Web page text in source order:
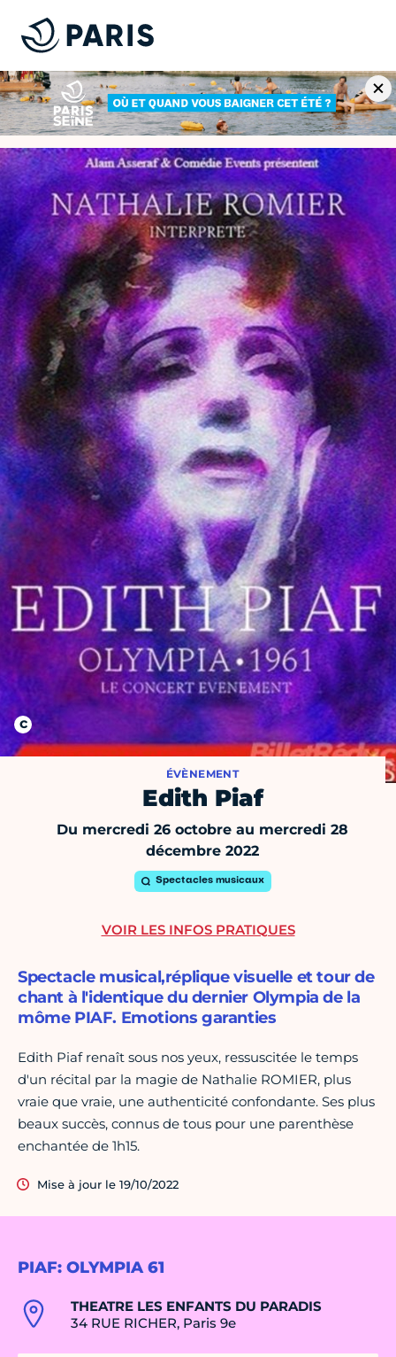
ÉVÈNEMENT
Edith Piaf
Du mercredi 26 octobre au mercredi 28
décembre 2022
Spectacles musicaux
PIAF: OLYMPIA 61
THEATRE LES ENFANTS DU PARADIS
34 RUE RICHER, Paris 9e
Spectacle musical,réplique visuelle et tour de
chant à l'identique du dernier Olympia de la
môme PIAF. Emotions garanties
Edith Piaf renaît sous nos yeux, ressuscitée le temps
d'un récital par la magie de Nathalie ROMIER, plus
vraie que vraie, une authenticité confondante. Ses plus
beaux succès, connus de tous pour une parenthèse
enchantée de 1h15.
Mise à jour le 19/10/2022
VOIR LES INFOS PRATIQUES